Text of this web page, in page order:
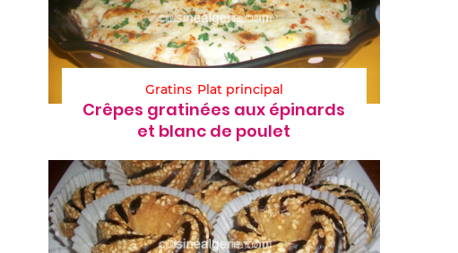
Gratins Plat principal
Crêpes gratinées aux épinards
et blanc de poulet